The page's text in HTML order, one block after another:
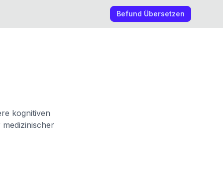
Befund Übersetzen
kognitiven